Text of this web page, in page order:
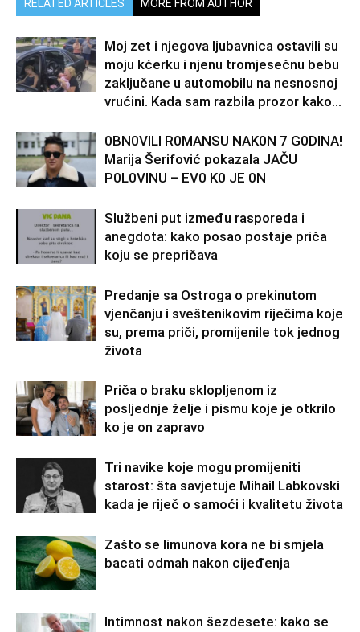
RELATED ARTICLES MORE FROM AUTHOR
Moj zet i njegova ljubavnica ostavili su
moju kćerku i njenu tromjesečnu bebu
zaključane u automobilu na nesnosnoj
vrućini. Kada sam razbila prozor kako...
0BN0VlLl R0MANSU NAK0N 7 G0DlNA!
Marija Šerifović pokazala JAČU
P0L0VINU – EV0 K0 JE 0N
Službeni put između rasporeda i
anegdota: kako posao postaje priča
koju se prepričava
Predanje sa Ostroga o prekinutom
vjenčanju i sveštenikovim riječima koje
su, prema priči, promijenile tok jednog
života
Priča o braku sklopljenom iz
posljednje želje i pismu koje je otkrilo
ko je on zapravo
Tri navike koje mogu promijeniti
starost: šta savjetuje Mihail Labkovski
kada je riječ o samoći i kvalitetu života
Zašto se limunova kora ne bi smjela
bacati odmah nakon cijeđenja
Intimnost nakon šezdesete: kako se